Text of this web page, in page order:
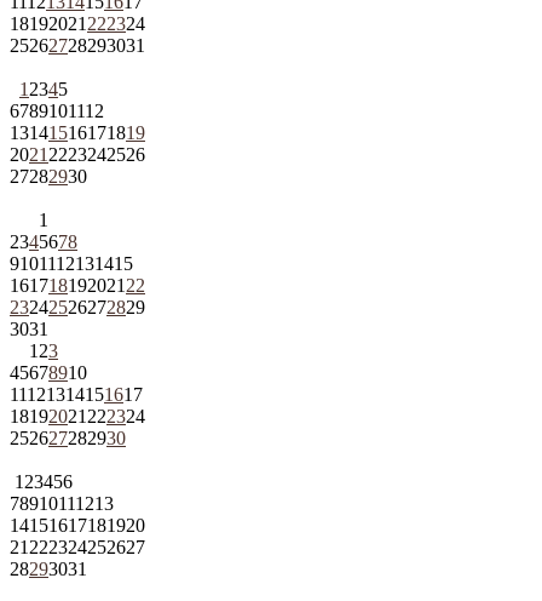
18192021 222324
25262728293031
1 2345
6789101112
13141516171819
2021 2223242526
27282930
1
2345678
9101112131415
161718192021 22
23242526272829
3031
1 23
45678910
11121314151617
18192021 222324
252627282930
1 23456
78910111213
14151617181920
21 222324252627
28293031